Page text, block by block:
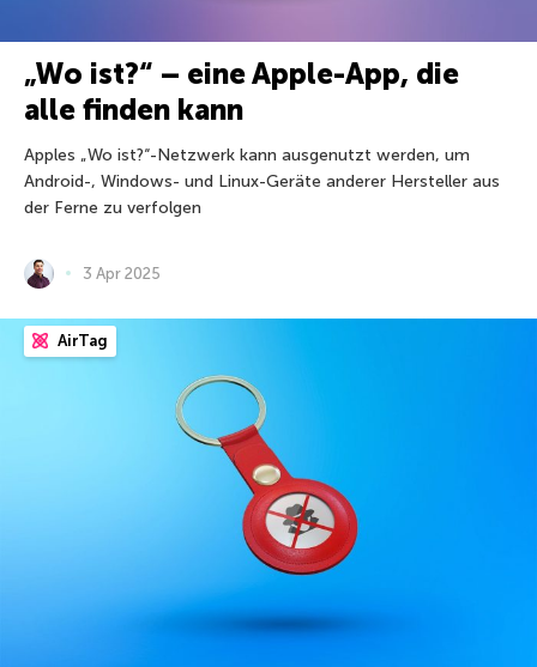
„Wo ist?“ – eine Apple-App, die
alle finden kann
Apples „Wo ist?“-Netzwerk kann ausgenutzt werden, um
Android-, Windows- und Linux-Geräte anderer Hersteller aus
der Ferne zu verfolgen
3 Apr 2025
AirTag